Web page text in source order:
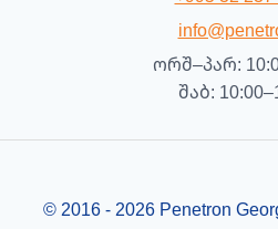
ორშ–პარ:
შაბ:
© 2016 - 2026 Penetron